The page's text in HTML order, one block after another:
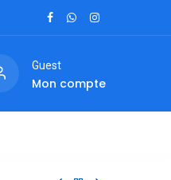
Guest
Mon compte